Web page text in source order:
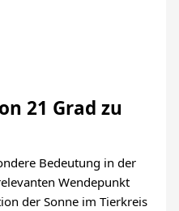
21 Grad zu
Bedeutung in der
Wendepunkt
der Sonne im Tierkreis